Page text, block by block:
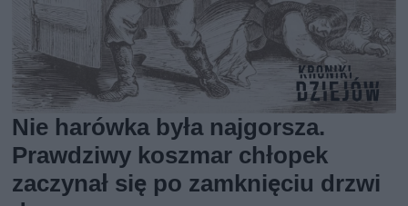
Nie harówka była najgorsza.
Prawdziwy koszmar chłopek
zaczynał się po zamknięciu drzwi